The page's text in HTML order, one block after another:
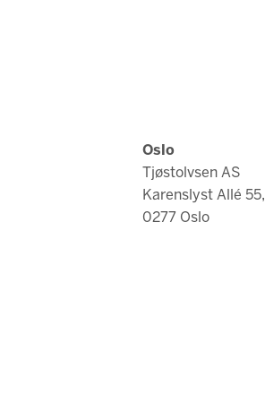
Oslo
Tjøstolvsen AS
Karenslyst Allé 55,
0277 Oslo